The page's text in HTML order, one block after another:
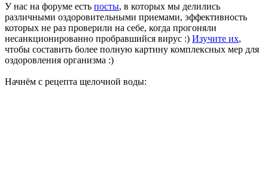
У нас на форуме есть посты, в которых мы делились
различными оздоровительными приемами, эффективность
которых не раз проверили на себе, когда прогоняли
несанкционированно пробравшийся вирус :) Изучите их,
чтобы составить более полную картину комплексных мер для
оздоровления организма :)
Начнём с рецепта щелочной воды: